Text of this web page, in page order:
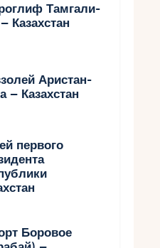
Тамгали-
Казахстан
Аристан-
– Казахстан
первого
Боровое